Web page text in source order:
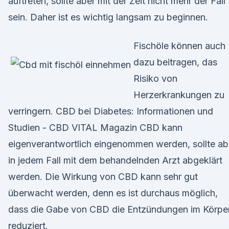
sein. Daher ist es wichtig langsam zu beginnen.
Fischöle können auch
dazu beitragen, das
Risiko von
Herzerkrankungen zu
verringern. CBD bei Diabetes: Informationen und
Studien - CBD VITAL Magazin CBD kann
eigenverantwortlich eingenommen werden, sollte
in jedem Fall mit dem behandelnden Arzt abgeklärt
werden. Die Wirkung von CBD kann sehr gut
überwacht werden, denn es ist durchaus möglich,
dass die Gabe von CBD die Entzündungen im
reduziert.